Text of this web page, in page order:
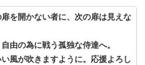
を開かない者に、次の扉は見えな
由の為に戦う孤独な侍達へ。
い風が吹きますように。応援よろし